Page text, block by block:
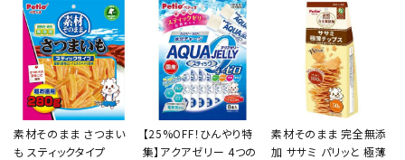
素材そのまま さつまい
も スティックタイプ
【25%OFF！ひんやり特
集】アクアゼリー 4つの
素材そのまま 完全無添
加 ササミ パリッと 極薄